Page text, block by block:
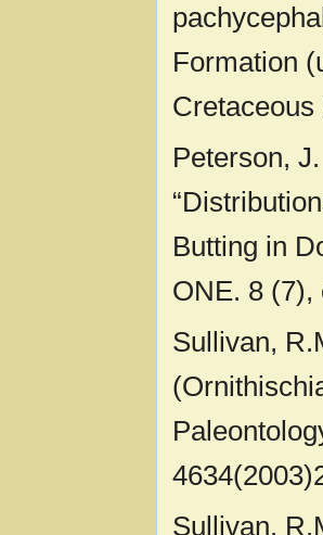
Formation
Peterson,
Butting in
ONE. 8 (7),
Sullivan,
Sullivan,